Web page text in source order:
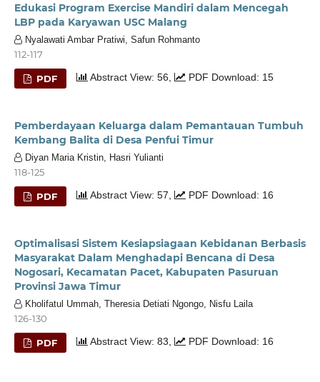
Edukasi Program Exercise Mandiri dalam Mencegah
LBP pada Karyawan USC Malang
Nyalawati Ambar Pratiwi, Safun Rohmanto
112-117
PDF Abstract View: 56, PDF Download: 15
Pemberdayaan Keluarga dalam Pemantauan Tumbuh
Kembang Balita di Desa Penfui Timur
Diyan Maria Kristin, Hasri Yulianti
118-125
PDF Abstract View: 57, PDF Download: 16
Optimalisasi Sistem Kesiapsiagaan Kebidanan Berbasis
Masyarakat Dalam Menghadapi Bencana di Desa
Nogosari, Kecamatan Pacet, Kabupaten Pasuruan
Provinsi Jawa Timur
Kholifatul Ummah, Theresia Detiati Ngongo, Nisfu Laila
126-130
PDF Abstract View: 83, PDF Download: 16